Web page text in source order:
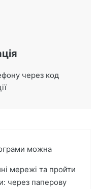
через код
можна
мережі та пройти
через паперову